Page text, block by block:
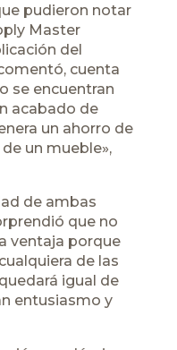
pudieron notar
Master
del
cuenta
se encuentran
acabado de
un ahorro de
un mueble»,
de ambas
que no
ventaja porque
de las
igual de
entusiasmo y